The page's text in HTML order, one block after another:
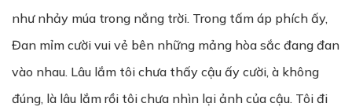
như nhảy múa trong nắng trời. Trong tấm áp phích ấy,
Đan mỉm cười vui vẻ bên những mảng hòa sắc đang đan
vào nhau. Lâu lắm tôi chưa thấy cậu ấy cười, à không
đúng, là lâu lắm rồi tôi chưa nhìn lại ảnh của cậu. Tôi đi